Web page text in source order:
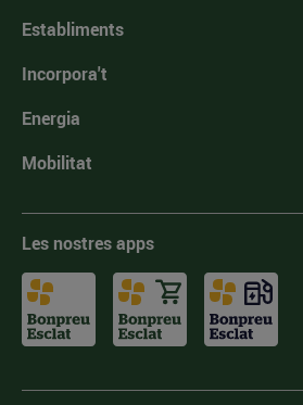
Establiments
Incorpora't
Energia
Mobilitat
Les nostres apps